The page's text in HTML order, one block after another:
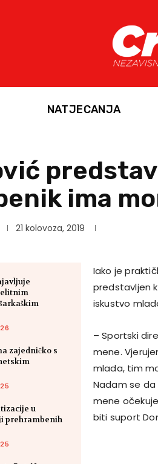
NATJECANJA
ima
21 kolovoza, 2019
zajedničko s
u
prehrambenih
Iako je
predstavljen
iskustvo
– Sportski
mene.
mlada, tim
Nadam se
mene
biti suport